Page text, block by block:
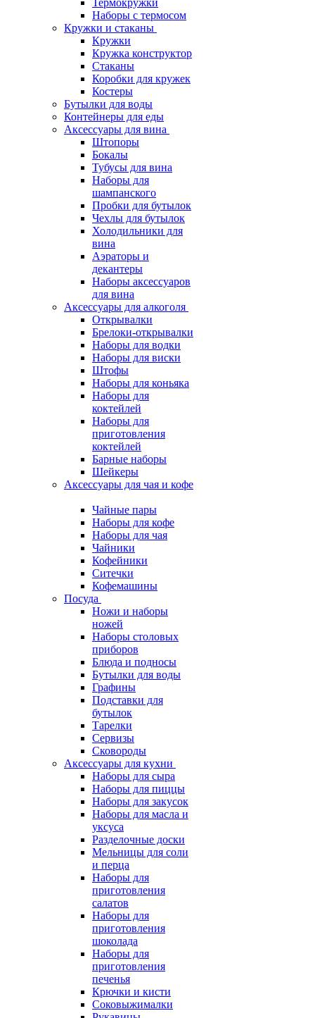
Термокружки
Наборы с термосом
Кружки и стаканы
Кружки
Кружка конструктор
Стаканы
Коробки для кружек
Костеры
Бутылки для воды
Контейнеры для еды
Аксессуары для вина
Штопоры
Бокалы
Тубусы для вина
Наборы для
шампанского
Пробки для бутылок
Чехлы для бутылок
Холодильники для
вина
Аэраторы и
декантеры
Наборы аксессуаров
для вина
Аксессуары для алкоголя
Открывалки
Брелоки-открывалки
Наборы для водки
Наборы для виски
Штофы
Наборы для коньяка
Наборы для
коктейлей
Наборы для
приготовления
коктейлей
Барные наборы
Шейкеры
Аксессуары для чая и кофе
Чайные пары
Наборы для кофе
Наборы для чая
Чайники
Кофейники
Ситечки
Кофемашины
Посуда
Ножи и наборы
ножей
Наборы столовых
приборов
Блюда и подносы
Бутылки для воды
Графины
Подставки для
бутылок
Тарелки
Сервизы
Сковороды
Аксессуары для кухни
Наборы для сыра
Наборы для пиццы
Наборы для закусок
Наборы для масла и
уксуса
Разделочные доски
Мельницы для соли
и перца
Наборы для
приготовления
салатов
Наборы для
приготовления
шоколада
Наборы для
приготовления
печенья
Крючки и кисти
Соковыжималки